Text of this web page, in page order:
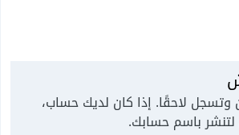
وتسجل لاحقًا. إذا كان لديك حساب،
لتنشر باسم حسابك.